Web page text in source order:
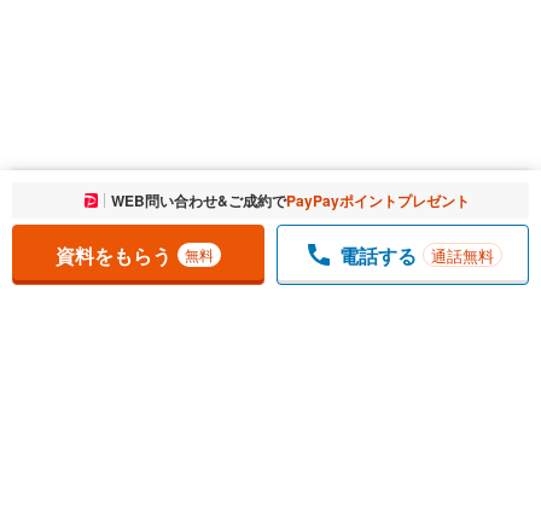
お気に入りに追加しました。 一覧を開く
WEB問い合わせ&ご成約でPayPayポイントプレゼント
資料をもらう 無料 電話する 通話無料